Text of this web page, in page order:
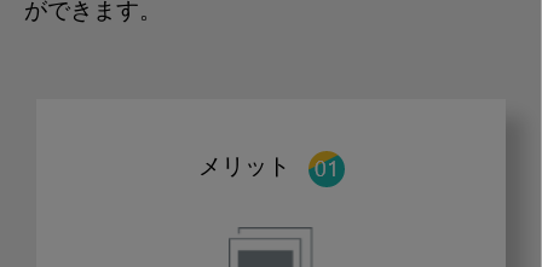
ができます。
メリット